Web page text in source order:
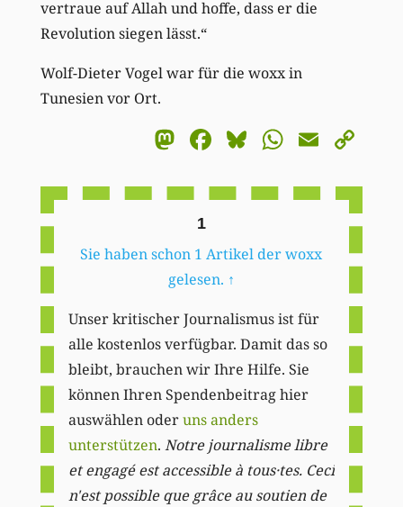
vertraue auf Allah und hoffe, dass er die
Revolution siegen lässt.“
Wolf-Dieter Vogel war für die woxx in
Tunesien vor Ort.
Mastodon
Facebook
BlueskyEmail
1
Sie haben schon 1 Artikel der woxx
gelesen. ↑
Unser kritischer Journalismus ist für
alle kostenlos verfügbar. Damit das so
bleibt, brauchen wir Ihre Hilfe. Sie
können Ihren Spendenbeitrag hier
auswählen oderuns anders
unterstützen. Notre journalisme libre
et engagé est accessible à tous·tes. Ceci
n'est possible que grâce au soutien de